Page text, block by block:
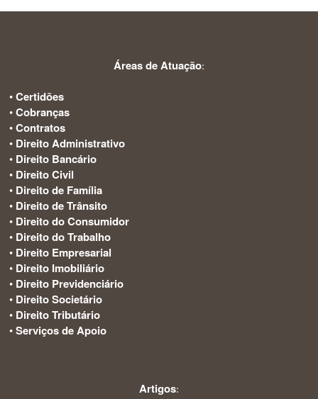
Áreas de Atuação:
•Certidões
•Cobranças
•Contratos
• Direito Administrativo
• Direito Bancário
• Direito Civil
• Direito de Família
• Direito de Trânsito
• Direito do Consumidor
• Direito do Trabalho
• Direito Empresarial
• Direito Imobiliário
• Direito Previdenciário
• Direito Societário
• Direito Tributário
•Serviços de Apoio
Artigos: